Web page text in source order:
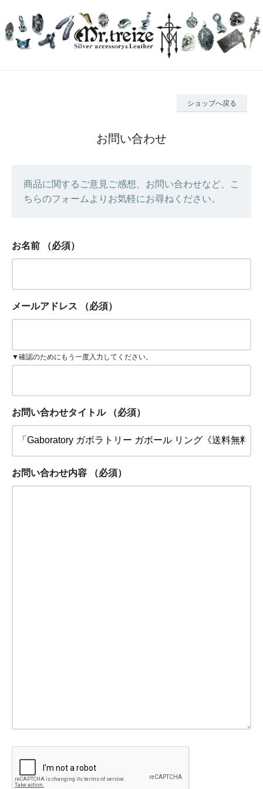
ショップへ戻る
お問い合わせ
商品に関するご意見ご感想、お問い合わせなど、こ
ちらのフォームよりお気軽にお尋ねください。
お名前 （必須）
メールアドレス （必須）
▼確認のためにもう一度入力してください。
お問い合わせタイトル （必須）
お問い合わせ内容 （必須）